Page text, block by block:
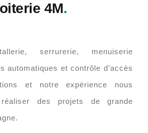
4M.
serrurerie, menuiserie
automatiques et contrôle d’accès
et notre expérience nous
des projets de grande